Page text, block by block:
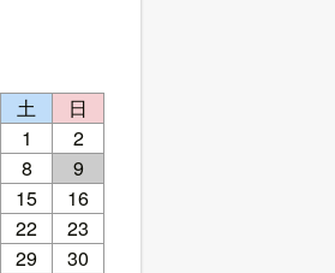
土
日
1
2
8
9
15
16
22
23
29
30